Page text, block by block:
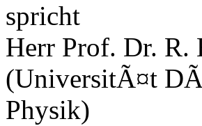
spricht
Herr Prof. Dr. R.
(UniversitÃ¤t
Physik)